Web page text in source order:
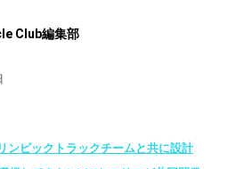
Club編集部
ンピックトラックチームと共に設計